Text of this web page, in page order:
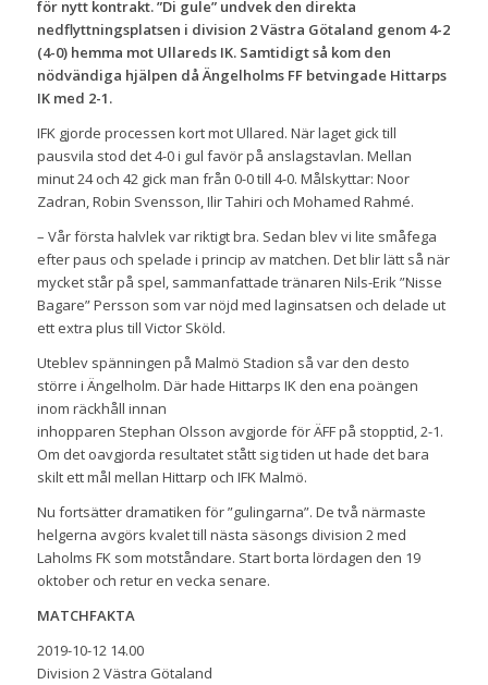
för nytt kontrakt. ”Di gule” undvek den direkta
nedflyttningsplatsen i division 2 Västra Götaland genom 4-2
(4-0) hemma mot Ullareds IK. Samtidigt så kom den
nödvändiga hjälpen då Ängelholms FF betvingade Hittarps
IK med 2-1.
IFK gjorde processen kort mot Ullared. När laget gick till
pausvila stod det 4-0 i gul favör på anslagstavlan. Mellan
minut 24 och 42 gick man från 0-0 till 4-0. Målskyttar: Noor
Zadran, Robin Svensson, Ilir Tahiri och Mohamed Rahmé.
– Vår första halvlek var riktigt bra. Sedan blev vi lite småfega
efter paus och spelade i princip av matchen. Det blir lätt så när
mycket står på spel, sammanfattade tränaren Nils-Erik ”Nisse
Bagare” Persson som var nöjd med laginsatsen och delade ut
ett extra plus till Victor Sköld.
Uteblev spänningen på Malmö Stadion så var den desto
större i Ängelholm. Där hade Hittarps IK den ena poängen
inom räckhåll innan
inhopparen Stephan Olsson avgjorde för ÄFF på stopptid, 2-1.
Om det oavgjorda resultatet stått sig tiden ut hade det bara
skilt ett mål mellan Hittarp och IFK Malmö.
Nu fortsätter dramatiken för ”gulingarna”. De två närmaste
helgerna avgörs kvalet till nästa säsongs division 2 med
Laholms FK som motståndare. Start borta lördagen den 19
oktober och retur en vecka senare.
MATCHFAKTA
2019-10-12 14.00
Division 2 Västra Götaland